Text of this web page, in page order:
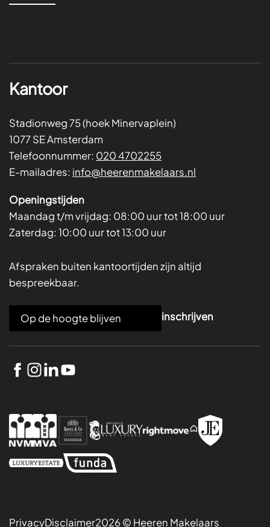
Kantoor
Stadionweg 75 (hoek Minervaplein)
1077 SE Amsterdam
Telefoonnummer: 020 4702255
E-mailadres: info@heerenmakelaars.nl
Openingstijden
Maandag t/m vrijdag: 08:00 uur tot 18:00 uur
Zaterdag: 10:00 uur tot 13:00 uur
Afspraken buiten kantoortijden zijn altijd
bespreekbaar.
a
i
inschrijven
PrivacyDisclaimer2026 © Heeren Makelaars